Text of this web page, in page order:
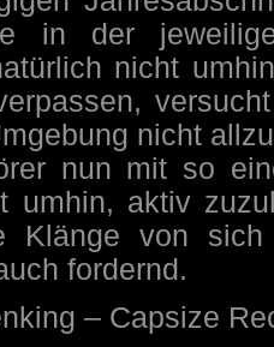
in der
nicht
nicht
nun mit so
umhin, aktiv
Klänge von
fordernd.
– Capsize